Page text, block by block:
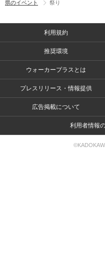
県のイベント
祭り
利用規約
推奨環境
ウォーカープラスとは
プレスリリース・情報提供
広告掲載について
利用者情報